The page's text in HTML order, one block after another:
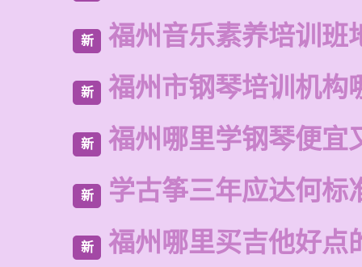
新 福州音乐素养培训班
新 福州市钢琴培训机构
新 福州哪里学钢琴便宜
新 学古筝三年应达何标
新 福州哪里买吉他好点